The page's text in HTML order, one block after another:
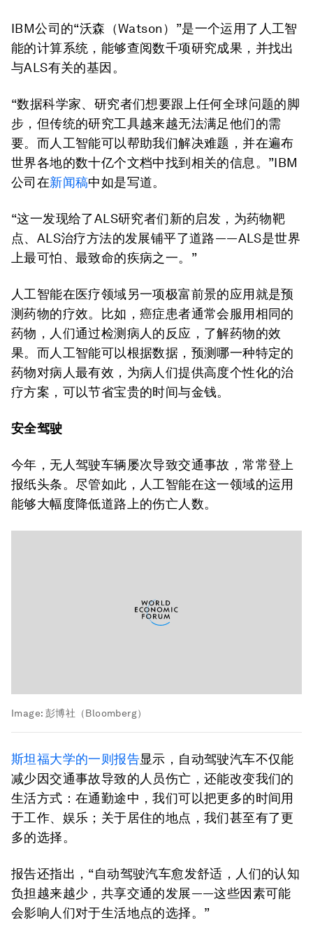
IBM公司的“沃森（Watson）”是一个运用了人工智
能的计算系统，能够查阅数千项研究成果，并找出
与ALS有关的基因。
“数据科学家、研究者们想要跟上任何全球问题的脚
步，但传统的研究工具越来越无法满足他们的需
要。而人工智能可以帮助我们解决难题，并在遍布
世界各地的数十亿个文档中找到相关的信息。”IBM
公司在新闻稿中如是写道。
“这一发现给了ALS研究者们新的启发，为药物靶
点、ALS治疗方法的发展铺平了道路——ALS是世界
上最可怕、最致命的疾病之一。”
人工智能在医疗领域另一项极富前景的应用就是预
测药物的疗效。比如，癌症患者通常会服用相同的
药物，人们通过检测病人的反应，了解药物的效
果。而人工智能可以根据数据，预测哪一种特定的
药物对病人最有效，为病人们提供高度个性化的治
疗方案，可以节省宝贵的时间与金钱。
安全驾驶
今年，无人驾驶车辆屡次导致交通事故，常常登上
报纸头条。尽管如此，人工智能在这一领域的运用
能够大幅度降低道路上的伤亡人数。
Image: 彭博社（Bloomberg）
斯坦福大学的一则报告显示，自动驾驶汽车不仅能
减少因交通事故导致的人员伤亡，还能改变我们的
生活方式：在通勤途中，我们可以把更多的时间用
于工作、娱乐；关于居住的地点，我们甚至有了更
多的选择。
报告还指出，“自动驾驶汽车愈发舒适，人们的认知
负担越来越少，共享交通的发展——这些因素可能
会影响人们对于生活地点的选择。”